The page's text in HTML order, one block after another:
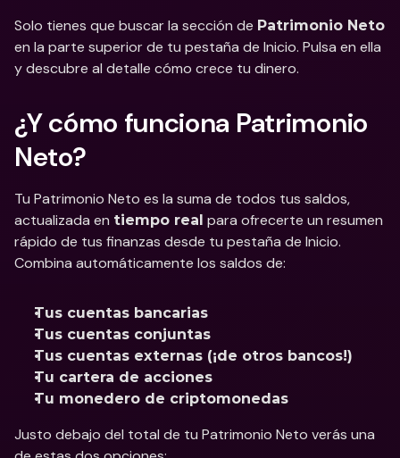
Solo tienes que buscar la sección de Patrimonio Neto
en la parte superior de tu pestaña de Inicio. Pulsa en ella
y descubre al detalle cómo crece tu dinero.
¿Y cómo funciona Patrimonio
Neto?
Tu Patrimonio Neto es la suma de todos tus saldos,
actualizada en tiempo real para ofrecerte un resumen
rápido de tus finanzas desde tu pestaña de Inicio.
Combina automáticamente los saldos de:
Tus cuentas bancarias
Tus cuentas conjuntas
Tus cuentas externas (¡de otros bancos!)
Tu cartera de acciones
Tu monedero de criptomonedas
Justo debajo del total de tu Patrimonio Neto verás una